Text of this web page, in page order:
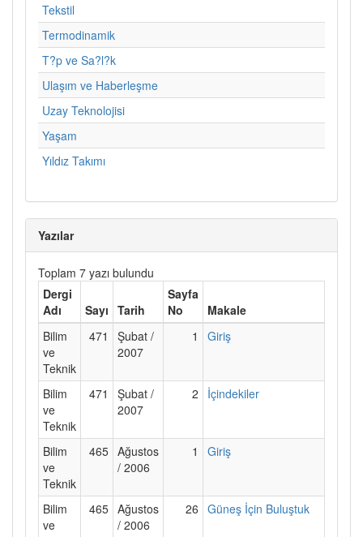
Tekstil
Termodinamik
T?p ve Sa?l?k
Ulaşım ve Haberleşme
Uzay Teknolojisi
Yaşam
Yıldız Takımı
Yazılar
Toplam 7 yazı bulundu
Dergi
Adı
Sayı Tarih
Sayfa
No
Makale
Bilim
ve
Teknik
471
Şubat /
2007
1 Giriş
Bilim
ve
Teknik
471
Şubat /
2007
2 İçindekiler
Bilim
ve
Teknik
465 Ağustos
/ 2006
1 Giriş
Bilim
ve
465 Ağustos
/ 2006
26 Güneş İçin Buluştuk